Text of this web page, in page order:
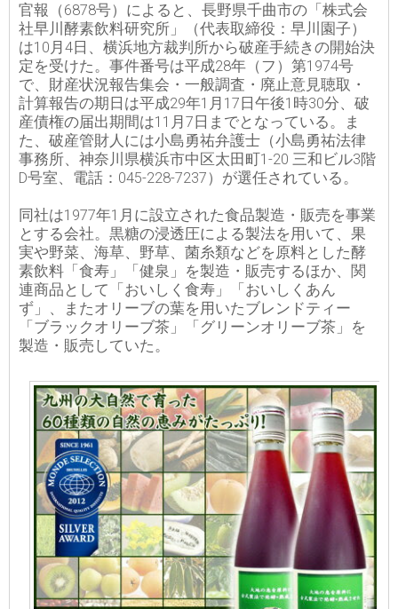
官報（6878号）によると、長野県千曲市の「株式会
社早川酵素飲料研究所」（代表取締役：早川園子）
は10月4日、横浜地方裁判所から破産手続きの開始決
定を受けた。事件番号は平成28年（フ）第1974号
で、財産状況報告集会・一般調査・廃止意見聴取・
計算報告の期日は平成29年1月17日午後1時30分、破
産債権の届出期間は11月7日までとなっている。ま
た、破産管財人には小島勇祐弁護士（小島勇祐法律
事務所、神奈川県横浜市中区太田町1-20 三和ビル3階
D号室、電話：045-228-7237）が選任されている。
同社は1977年1月に設立された食品製造・販売を事業
とする会社。黒糖の浸透圧による製法を用いて、果
実や野菜、海草、野草、菌糸類などを原料とした酵
素飲料「食寿」「健泉」を製造・販売するほか、関
連商品として「おいしく食寿」「おいしくあん
ず」、またオリーブの葉を用いたブレンドティー
「ブラックオリーブ茶」「グリーンオリーブ茶」を
製造・販売していた。